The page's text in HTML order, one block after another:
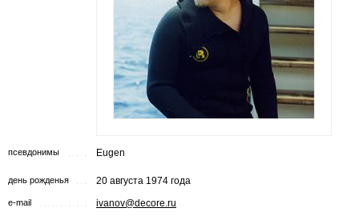
псевдонимы Eugen
день рожденья 20 августа 1974 года
e-mail ivanov@decore.ru